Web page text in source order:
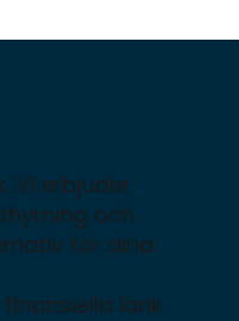
Vi erbjuder
och
för dina
länk.